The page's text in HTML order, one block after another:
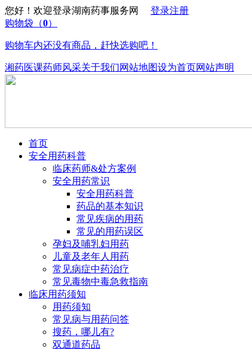
您好！欢迎登录湖南药事服务网 登录注册
购物袋 （0）
购物车内还没有商品，赶快选购吧！
湘药医课药师风采关于我们网站地图设为首页网站声明
首页
安全用药科普
临床药师&处方案例
安全用药常识
安全用药科普
药品的基本知识
常见疾病的用药
常见的用药误区
孕妇及哺乳妇用药
儿童及老年人用药
常见病症中药治疗
常见毒物中毒急救指南
临床用药须知
用药须知
常见病与用药问答
搜药，哪儿有?
双通道药品